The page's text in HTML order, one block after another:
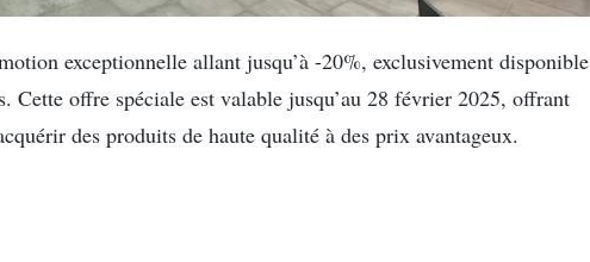
exceptionnelle allant jusqu’à -20%, exclusivement disponible
Cette offre spéciale est valable jusqu’au 28 février 2025, offrant
des produits de haute qualité à des prix avantageux.